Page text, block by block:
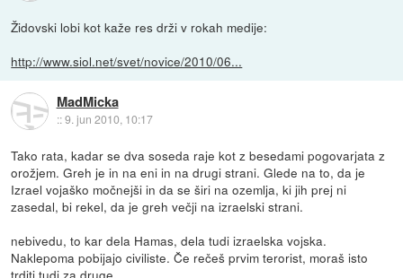
Židovski lobi kot kaže res drži v rokah medije:
http://www.siol.net/svet/novice/2010/06...
MadMicka
::9. jun 2010, 10:17
Tako rata, kadar se dva soseda raje kot z besedami pogovarjata z
orožjem. Greh je in na eni in na drugi strani. Glede na to, da je
Izrael vojaško močnejši in da se širi na ozemlja, ki jih prej ni
zasedal, bi rekel, da je greh večji na izraelski strani.
nebivedu, to kar dela Hamas, dela tudi izraelska vojska.
Naklepoma pobijajo civiliste. Če rečeš prvim terorist, moraš isto